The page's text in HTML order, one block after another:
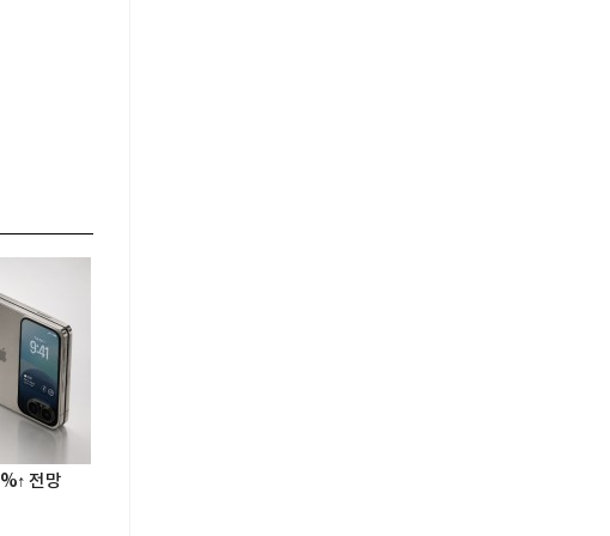
전망